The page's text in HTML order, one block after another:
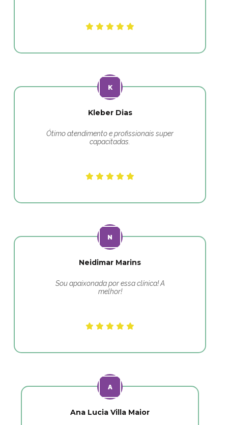
Kleber Dias
Ótimo atendimento e profissionais super
capacitadas.
Neidimar Marins
Sou apaixonada por essa clínica! A
melhor!
Ana Lucia Villa Maior